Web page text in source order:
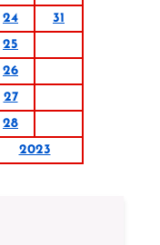
24
31
25
26
27
28
2023